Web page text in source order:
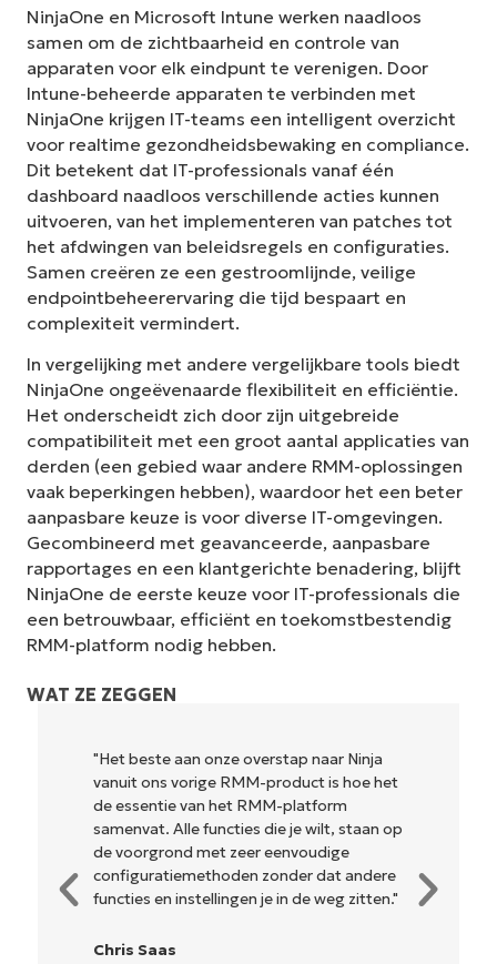
NinjaOne en Microsoft Intune werken naadloos
samen om de zichtbaarheid en controle van
apparaten voor elk eindpunt te verenigen. Door
Intune-beheerde apparaten te verbinden met
NinjaOne krijgen IT-teams een intelligent overzicht
voor realtime gezondheidsbewaking en compliance.
Dit betekent dat IT-professionals vanaf één
dashboard naadloos verschillende acties kunnen
uitvoeren, van het implementeren van patches tot
het afdwingen van beleidsregels en configuraties.
Samen creëren ze een gestroomlijnde, veilige
endpointbeheerervaring die tijd bespaart en
complexiteit vermindert.
In vergelijking met andere vergelijkbare tools biedt
NinjaOne ongeëvenaarde flexibiliteit en efficiëntie.
Het onderscheidt zich door zijn uitgebreide
compatibiliteit met een groot aantal applicaties van
derden (een gebied waar andere RMM-oplossingen
vaak beperkingen hebben), waardoor het een beter
aanpasbare keuze is voor diverse IT-omgevingen.
Gecombineerd met geavanceerde, aanpasbare
rapportages en een klantgerichte benadering, blijft
NinjaOne de eerste keuze voor IT-professionals die
een betrouwbaar, efficiënt en toekomstbestendig
RMM-platform nodig hebben.
WAT ZE ZEGGEN
"NinjaOne is ongelofelijk gebruiksvriendelijk
en combineert een vloeiende interface met
krachtige back-end functies. Er is geen
ingewikkelde installatie of moeilijk te
beheren interface. Alle opties en
hulpmiddelen zijn duidelijk gelabeld,
gemakkelijk te begrijpen en de interface